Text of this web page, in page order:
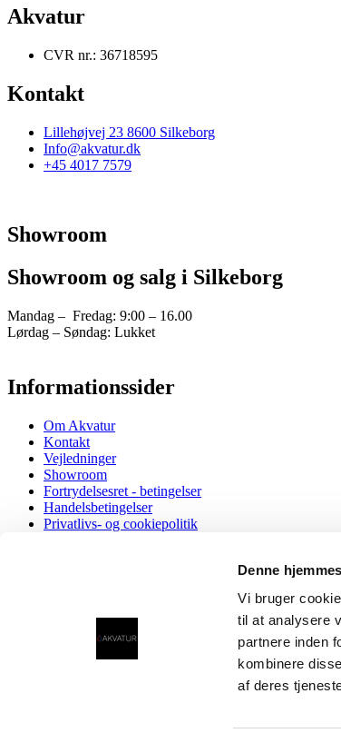
Denne
Vi bruger
til at analysere
partnere inden
kombinere
af deres
Akvatur
CVR nr.: 36718595
Kontakt
Lillehøjvej 23 8600 Silkeborg
Info@akvatur.dk
+45 4017 7579
Showroom
Showroom og salg i Silkeborg
Mandag – Fredag: 9:00 – 16.00
Lørdag – Søndag: Lukket
Informationssider
Om Akvatur
Kontakt
Vejledninger
Showroom
Fortrydelsesret - betingelser
Handelsbetingelser
Privatlivs- og cookiepolitik
Taurus 3-1 med kogende og koldt/varmt
Taurus 4-1 med kogende, kølet og koldt/
Taurus 5-1 med kogende og kølet vand
Taurus 3-1 ICE med kølet og koldt/varmt
Taurus 4-1 ICE med kølet vand samt brus